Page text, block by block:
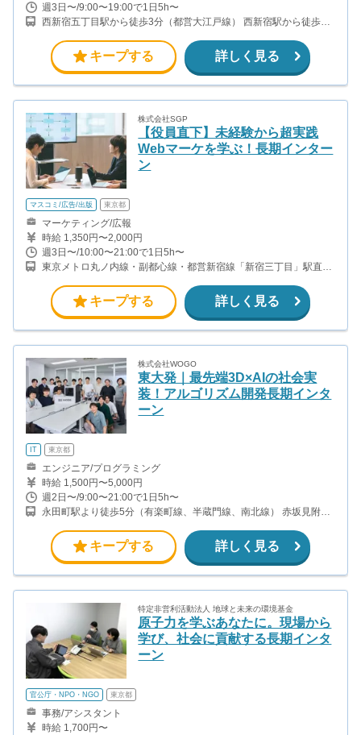
週3日〜/9:00〜19:00で1日5h〜
西新宿五丁目駅から徒歩3分（都営大江戸線） 西新宿駅から徒歩8
キープする 詳しく見る
株式会社SGP
【役員直下】未経験から超実践
Webマーケを学ぶ！長期インター
ン
マスコミ/広告/出版 東京都
マーケティング/広報
時給 1,350円〜2,000円
週3日〜/10:00〜21:00で1日5h〜
東京メトロ丸ノ内線・副都心線・都営新宿線「新宿三丁目」駅直
キープする 詳しく見る
株式会社WOGO
東大発｜最先端3D×AIの社会実
装！アルゴリズム開発長期インタ
ーン
IT 東京都
エンジニア/プログラミング
時給 1,500円〜5,000円
週2日〜/9:00〜21:00で1日5h〜
永田町駅より徒歩5分（有楽町線、半蔵門線、南北線） 赤坂見附駅
麹町駅より徒歩5分(有楽町線)
キープする 詳しく見る
特定非営利活動法人 地球と未来の環境基金
原子力を学ぶあなたに。現場から
学び、社会に貢献する長期インタ
ーン
官公庁・NPO・NGO 東京都
事務/アシスタント
時給 1,700円〜